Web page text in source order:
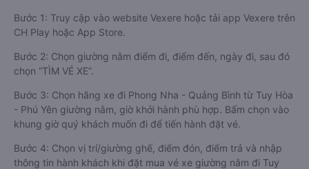
Bước 1: Truy cập vào website Vexere hoặc tải app Vexere trên
CH Play hoặc App Store.
Bước 2: Chọn giường nằm điểm đi, điểm đến, ngày đi, sau đó
chọn “TÌM VÉ XE”.
Bước 3: Chọn hãng xe đi Phong Nha - Quảng Bình từ Tuy Hòa
- Phú Yên giường nằm, giờ khởi hành phù hợp. Bấm chọn vào
khung giờ quý khách muốn đi để tiến hành đặt vé.
Bước 4: Chọn vị trí/giường ghế, điểm đón, điểm trả và nhập
thông tin hành khách khi đặt mua vé xe giường nằm đi Tuy